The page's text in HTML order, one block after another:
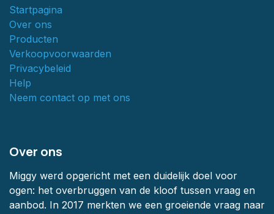
Startpagina
Over ons
Producten
Verkoopvoorwaarden
Privacybeleid
Help
Neem contact op met ons
Over ons
Miggy werd opgericht met een duidelijk doel voor
ogen: het overbruggen van de kloof tussen vraag en
aanbod. In 2017 merkten we een groeiende vraag naar